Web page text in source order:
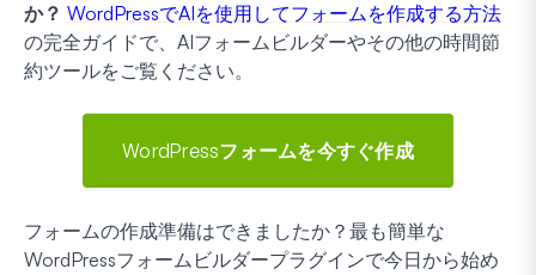
か？ WordPressでAIを使用してフォームを作成する方法
の完全ガイドで、AIフォームビルダーやその他の時間節
約ツールをご覧ください。
WordPressフォームを今すぐ作成
フォームの作成準備はできましたか？最も簡単な
WordPressフォームビルダープラグインで今日から始め